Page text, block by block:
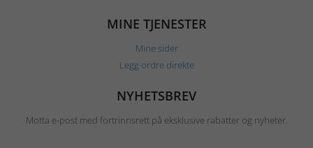
MINE TJENESTER
Mine sider
Legg ordre direkte
NYHETSBREV
Motta e-post med fortrinnsrett på eksklusive rabatter og nyheter.